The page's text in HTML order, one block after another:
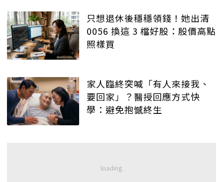
只想退休後穩穩領錢！她出清
0056 換這 3 檔好股：股價高點
照樣買
家人臨終突喊「有人來接我、
要回家」？醫授回應方式快
學：避免抱憾終生